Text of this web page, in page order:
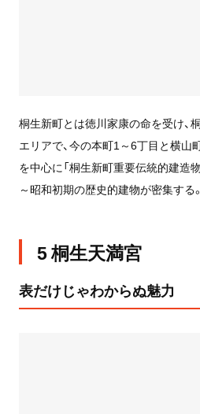
桐生新町とは徳川家康の命を受け、
エリアで、今の本町1～6丁目と横山
を中心に「桐生新町重要伝統的建造
～昭和初期の歴史的建物が密集する。
5 桐生天満宮
表だけじゃわからぬ魅力